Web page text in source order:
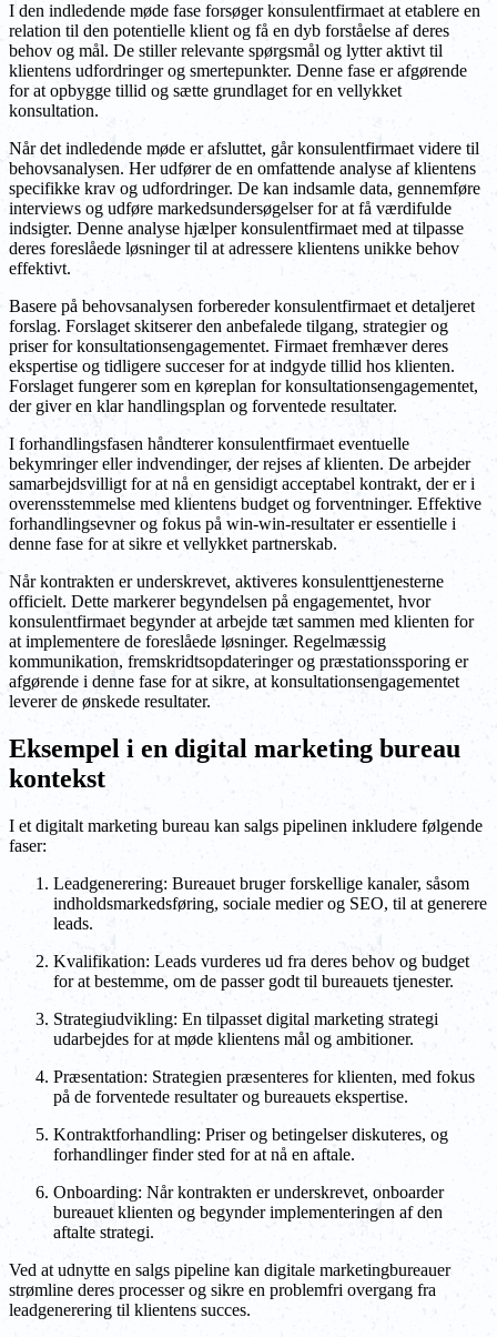
I den indledende møde fase forsøger konsulentfirmaet at etablere en
relation til den potentielle klient og få en dyb forståelse af deres
behov og mål. De stiller relevante spørgsmål og lytter aktivt til
klientens udfordringer og smertepunkter. Denne fase er afgørende
for at opbygge tillid og sætte grundlaget for en vellykket
konsultation.
Når det indledende møde er afsluttet, går konsulentfirmaet videre til
behovsanalysen. Her udfører de en omfattende analyse af klientens
specifikke krav og udfordringer. De kan indsamle data, gennemføre
interviews og udføre markedsundersøgelser for at få værdifulde
indsigter. Denne analyse hjælper konsulentfirmaet med at tilpasse
deres foreslåede løsninger til at adressere klientens unikke behov
effektivt.
Basere på behovsanalysen forbereder konsulentfirmaet et detaljeret
forslag. Forslaget skitserer den anbefalede tilgang, strategier og
priser for konsultationsengagementet. Firmaet fremhæver deres
ekspertise og tidligere succeser for at indgyde tillid hos klienten.
Forslaget fungerer som en køreplan for konsultationsengagementet,
der giver en klar handlingsplan og forventede resultater.
I forhandlingsfasen håndterer konsulentfirmaet eventuelle
bekymringer eller indvendinger, der rejses af klienten. De arbejder
samarbejdsvilligt for at nå en gensidigt acceptabel kontrakt, der er i
overensstemmelse med klientens budget og forventninger. Effektive
forhandlingsevner og fokus på win-win-resultater er essentielle i
denne fase for at sikre et vellykket partnerskab.
Når kontrakten er underskrevet, aktiveres konsulenttjenesterne
officielt. Dette markerer begyndelsen på engagementet, hvor
konsulentfirmaet begynder at arbejde tæt sammen med klienten for
at implementere de foreslåede løsninger. Regelmæssig
kommunikation, fremskridtsopdateringer og præstationssporing er
afgørende i denne fase for at sikre, at konsultationsengagementet
leverer de ønskede resultater.
Eksempel i en digital marketing bureau
kontekst
I et digitalt marketing bureau kan salgs pipelinen inkludere følgende
faser:
Leadgenerering: Bureauet bruger forskellige kanaler, såsom
indholdsmarkedsføring, sociale medier og SEO, til at generere
leads.
Kvalifikation: Leads vurderes ud fra deres behov og budget
for at bestemme, om de passer godt til bureauets tjenester.
Strategiudvikling: En tilpasset digital marketing strategi
udarbejdes for at møde klientens mål og ambitioner.
Præsentation: Strategien præsenteres for klienten, med fokus
på de forventede resultater og bureauets ekspertise.
Kontraktforhandling: Priser og betingelser diskuteres, og
forhandlinger finder sted for at nå en aftale.
Onboarding: Når kontrakten er underskrevet, onboarder
bureauet klienten og begynder implementeringen af den
aftalte strategi.
Ved at udnytte en salgs pipeline kan digitale marketingbureauer
strømline deres processer og sikre en problemfri overgang fra
leadgenerering til klientens succes.